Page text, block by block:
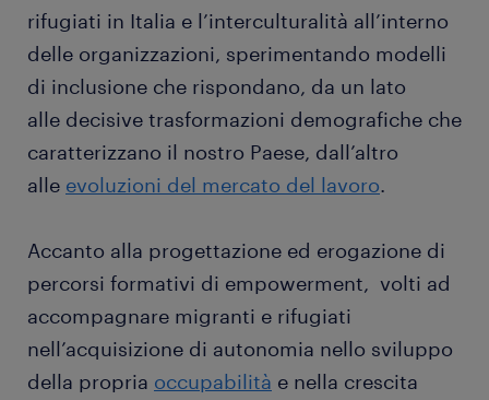
rifugiati in Italia e l’interculturalità all’interno
delle organizzazioni, sperimentando modelli
di inclusione che rispondano, da un lato
alle decisive trasformazioni demografiche che
caratterizzano il nostro Paese, dall’altro
alle evoluzioni del mercato del lavoro.
Accanto alla progettazione ed erogazione di
percorsi formativi di empowerment, volti ad
accompagnare migranti e rifugiati
nell’acquisizione di autonomia nello sviluppo
della propria occupabilità e nella crescita